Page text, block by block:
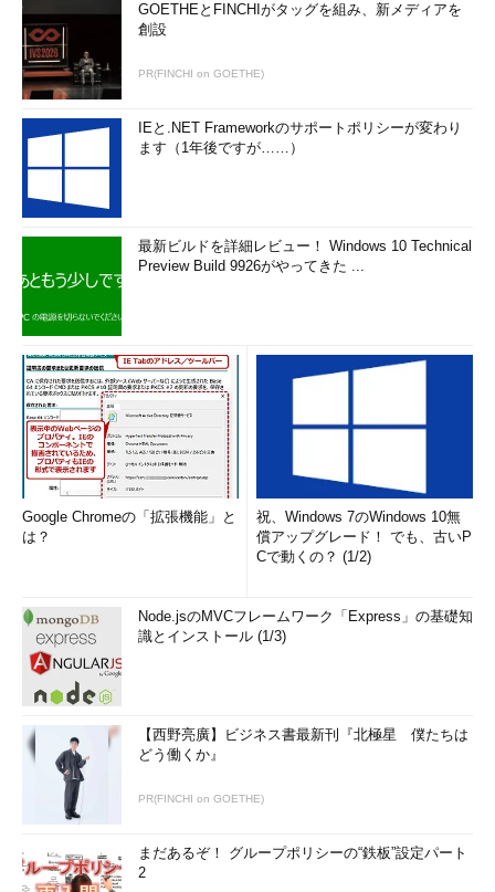
GOETHEとFINCHIがタッグを組み、新メディアを
創設
PR(FINCHI on GOETHE)
IEと.NET Frameworkのサポートポリシーが変わり
ます（1年後ですが……）
最新ビルドを詳細レビュー！ Windows 10 Technical
Preview Build 9926がやってきた ...
Google Chromeの「拡張機能」と
は？
祝、Windows 7のWindows 10無
償アップグレード！ でも、古いP
Cで動くの？ (1/2)
Node.jsのMVCフレームワーク「Express」の基礎知
識とインストール (1/3)
【西野亮廣】ビジネス書最新刊『北極星 僕たちは
どう働くか』
PR(FINCHI on GOETHE)
まだあるぞ！ グループポリシーの“鉄板”設定パート
2